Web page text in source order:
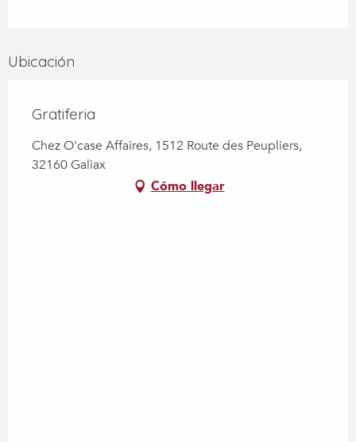
Ubicación
Gratiferia
Chez O'case Affaires, 1512 Route des Peupliers,
32160 Galiax
Cómo llegar